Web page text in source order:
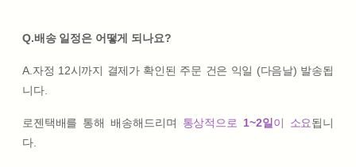
Q.배송 일정은 어떻게 되나요?
A.자정 12시까지 결제가 확인된 주문 건은 익일 (다음날) 발송됩
니다.
로젠택배를 통해 배송해드리며 통상적으로 1~2일 이 소요됩니
다.